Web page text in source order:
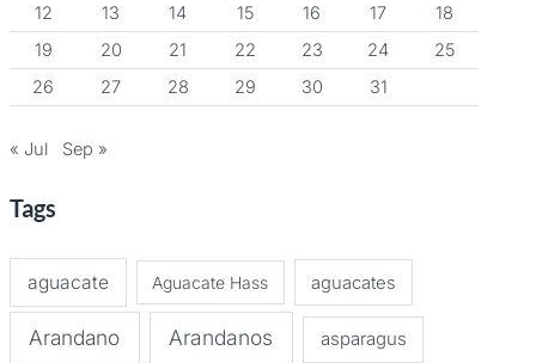
12
13 14 15 16 17
18
19
20 21 22 23 24
25
26
27 28 29 30 31
« Jul Sep »
Tags
aguacate Aguacate Hass aguacates
Arandano Arandanos asparagus